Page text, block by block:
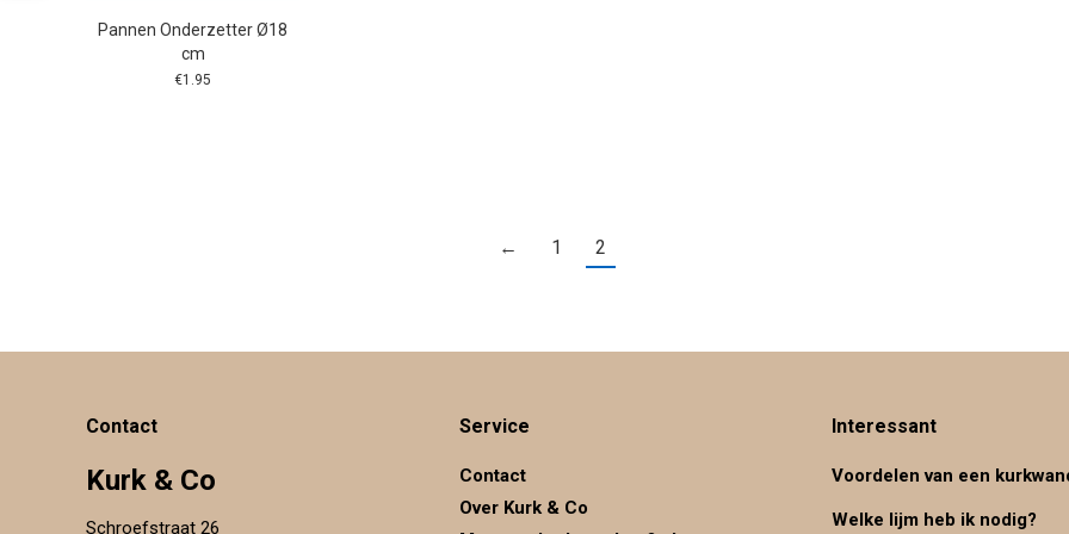
Pannen Onderzetter Ø18
cm
€1.95
← 1 2
Contact
Kurk & Co
Schroefstraat 26
Service
Contact
Over Kurk & Co
Interessant
Voordelen van een
Welke lijm heb ik nodig?